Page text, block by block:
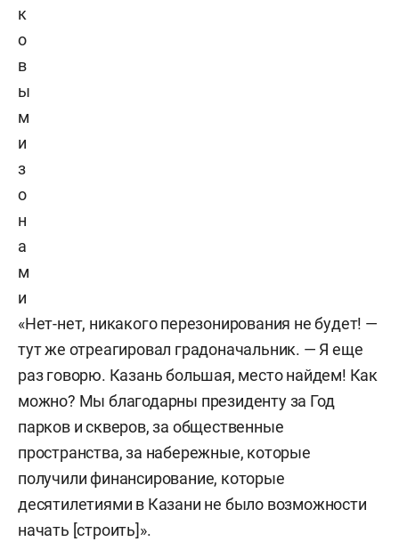
к
о
в
ы
м
и
з
о
н
а
м
и
«Нет-нет, никакого перезонирования не будет! —
тут же отреагировал градоначальник. — Я еще
раз говорю. Казань большая, место найдем! Как
можно? Мы благодарны президенту за Год
парков и скверов, за общественные
пространства, за набережные, которые
получили финансирование, которые
десятилетиями в Казани не было возможности
начать [строить]».